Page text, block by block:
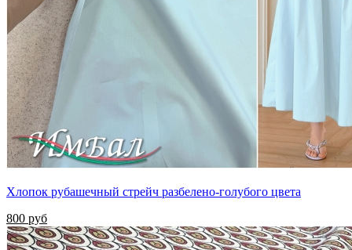
Хлопок рубашечный стрейч разбелено-голубого цвета
800 руб